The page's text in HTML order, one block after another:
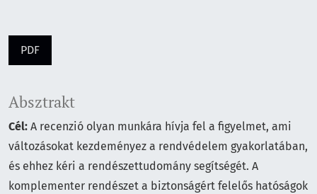
PDF
Absztrakt
Cél: A recenzió olyan munkára hívja fel a figyelmet, ami
változásokat kezdeményez a rendvédelem gyakorlatában,
és ehhez kéri a rendészettudomány segítségét. A
komplementer rendészet a biztonságért felelős hatóságok